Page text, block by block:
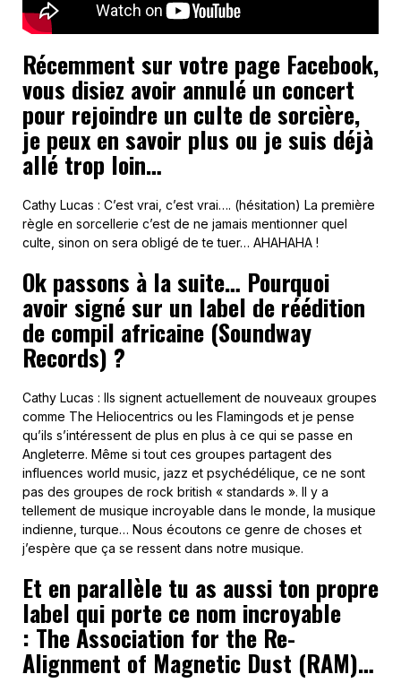
Récemment sur votre page Facebook,
vous disiez avoir annulé un concert
pour rejoindre un culte de sorcière,
je peux en savoir plus ou je suis déjà
allé trop loin…
Cathy Lucas : C’est vrai, c’est vrai…. (hésitation) La première
règle en sorcellerie c’est de ne jamais mentionner quel
culte, sinon on sera obligé de te tuer… AHAHAHA !
Ok passons à la suite… Pourquoi
avoir signé sur un label de réédition
de compil africaine (Soundway
Records) ?
Cathy Lucas : Ils signent actuellement de nouveaux groupes
comme The Heliocentrics ou les Flamingods et je pense
qu’ils s’intéressent de plus en plus à ce qui se passe en
Angleterre. Même si tout ces groupes partagent des
influences world music, jazz et psychédélique, ce ne sont
pas des groupes de rock british « standards ». Il y a
tellement de musique incroyable dans le monde, la musique
indienne, turque… Nous écoutons ce genre de choses et
j’espère que ça se ressent dans notre musique.
Et en parallèle tu as aussi ton propre
label qui porte ce nom incroyable
: The Association for the Re-
Alignment of Magnetic Dust (RAM)…